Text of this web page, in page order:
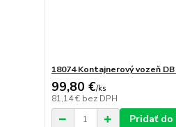
18074 Kontajnerový vozeň
99,80 €/ks
81,14 € bez DPH
Pridať do